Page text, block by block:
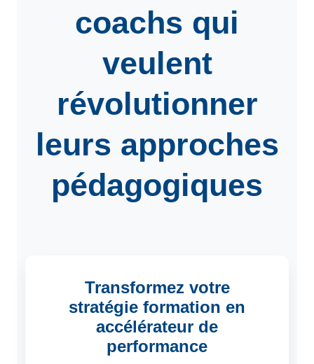
coachs qui
veulent
révolutionner
leurs approches
pédagogiques
Transformez votre
stratégie formation en
accélérateur de
performance